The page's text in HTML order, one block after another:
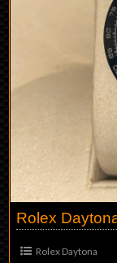
Rolex Daytona